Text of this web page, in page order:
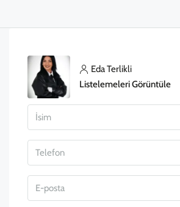
Eda Terlikli
Listelemeleri Görüntüle